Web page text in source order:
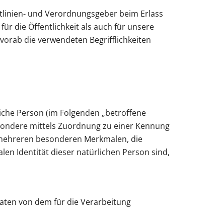
und Verordnungsgeber beim Erlass
die Öffentlichkeit als auch für unsere
die verwendeten Begrifflichkeiten
Person (im Folgenden „betroffene
mittels Zuordnung zu einer Kennung
besonderen Merkmalen, die
Identität dieser natürlichen Person sind,
von dem für die Verarbeitung